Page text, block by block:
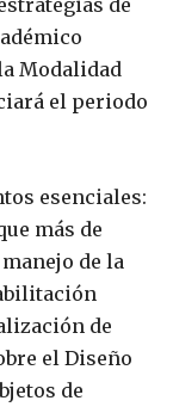
Modalidad
el periodo
esenciales:
más de
de la
de
el Diseño
de